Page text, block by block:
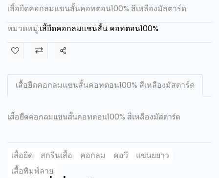
เสื้อยืดคอกลมแขนสั้นคอทตอน100% สีเหลืองมัสตาร์ด
หมวดหมู่:เสื้ยืดคอกลมแชนสั้น คอทตอน100%
แชร์
เสื้อยืดคอกลมแขนสั้นคอทตอน100% สีเหลืองมัสตาร์ด
เสื้อยืดคอกลมแขนสั้นคอทตอน100% สีเหลืองมัสตาร์ด
เสื้อยืด สกรีนเสื้อ คอกลม คอวี
แขนยยาว
เสื้อพิมพ์ลาย